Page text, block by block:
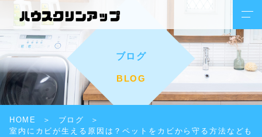
ブログ
BLOG
HOME
ブログ
室内にカビが生える原因は？ペットをカビから守る方法なども